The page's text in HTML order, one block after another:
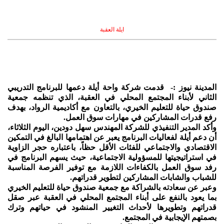
ايلة العقبة
المدينة نيوز :- قدمت شركة واحة أيلة دعمها للبرنامج التدريبي
الثاني لأبناء المجتمع المحلي في العقبة، الذي تنظمه جمعية
صندوق حياة للتعليم الخيري، بالتعاون مع أكاديمية الرواد، بهدف
رفع قدرات المشاركين في مهارات سوق العمل.
وأكد المدير التنفيذي للشركة المهندس سهل دودين، اليوم الثلاثاء،
أن دعم أيلة لفعاليات البرنامج يعبر عن اهتمامها البالغ في التمكين
الاقتصادي والاجتماعي للفئات الأقل حظاً، باعتباره حجر الزاوية
في استراتيجيتها للمسؤولية الاجتماعية، حيث يسهم البرنامج في
رفد سوق العمل بالكفاءات اللازمة مع توفير الفرصة المناسبة
للشباب والشابات المشاركين لتطوير قدراتهم.
وعبر عن سعادته بالشراكة مع جمعية صندوق حياة للتعليم الخيري
بما يعود بالنفع على أبناء المجتمع المحلي في العقبة عبر صقل
قدراتهم وتطويرها لأحداث التغيير المنشود في حياتهم وترك
بصمتهم الإيجابية في المجتمع.